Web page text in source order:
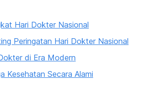
Hari Dokter Nasional
Peringatan Hari Dokter Nasional
di Era Modern
Kesehatan Secara Alami